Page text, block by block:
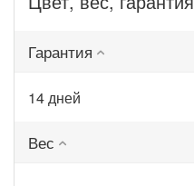
Гарантия
14 дней
Вес